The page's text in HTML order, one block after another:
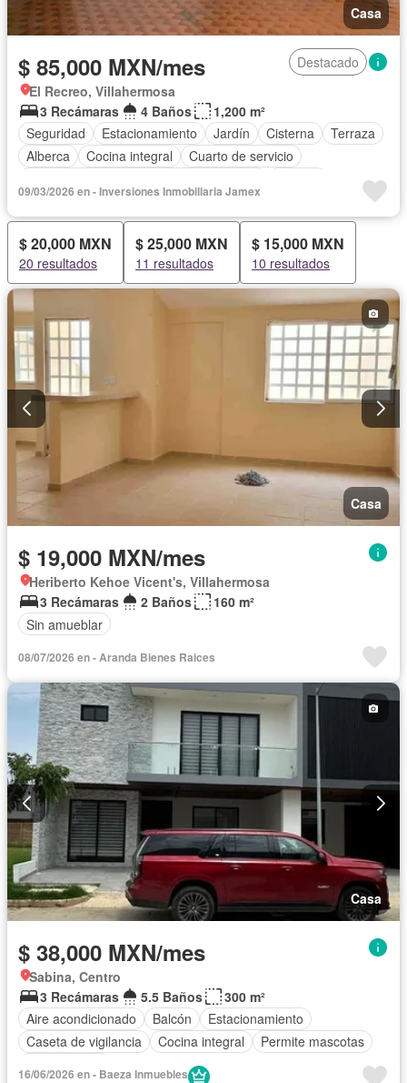
Casa
$ 85,000 MXN/mes
Destacado
El Recreo, Villahermosa
3 Recámaras
4 Baños
1,200 m²
Seguridad
Estacionamiento Jardín Cisterna
Terraza
Alberca
Cocina integral
Cuarto de servicio
Cocina equipada
Bodega
Aire acondicionado
Circuito cerrado de televisión
Electricidad
Agua
Gas natural
Televisión por cable
Zonas verdes
Despacho
Recámara con closet Conserje
Wifi
Permite mascotas
Permite niños Sin amueblar
09/03/2026 en - Inversiones Inmobiliaria Jamex
$ 20,000 MXN
20 resultados
$ 25,000 MXN
11 resultados
$ 15,000 MXN
10 resultados
Casa
$ 19,000 MXN/mes
Heriberto Kehoe Vicent's, Villahermosa
3 Recámaras
2 Baños
160 m²
Sin amueblar
08/07/2026 en - Aranda Bienes Raices
Casa
$ 38,000 MXN/mes
Sabina, Centro
3 Recámaras
5.5 Baños
300 m²
Aire acondicionado
Balcón
Estacionamiento
Caseta de vigilancia
Cocina integral
Permite mascotas
16/06/2026 en - Baeza Inmuebles